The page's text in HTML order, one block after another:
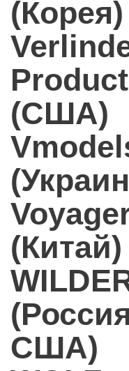
(Корея)
(США)
(Китай)
США)